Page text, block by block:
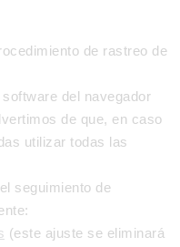
de rastreo de
del navegador
de que, en caso
utilizar todas las
seguimiento de
(este ajuste se eliminará